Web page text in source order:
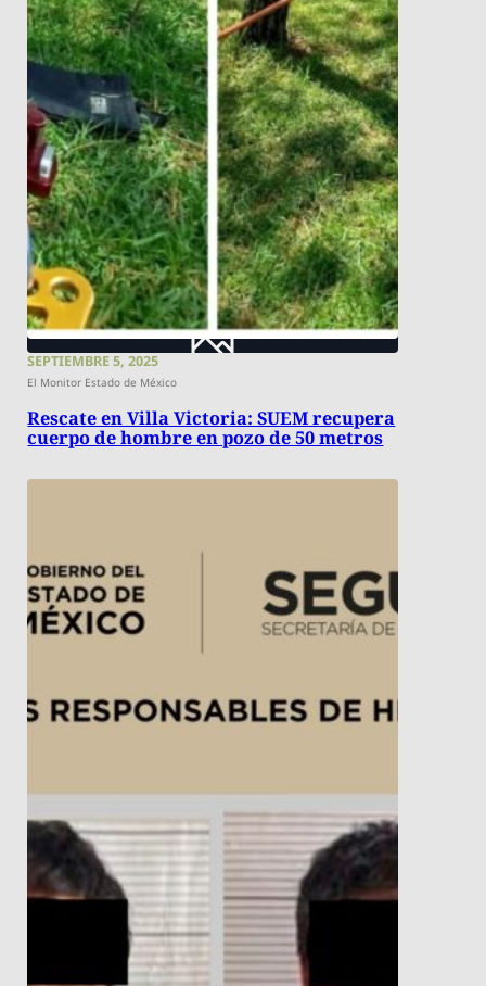
SEPTIEMBRE 5, 2025
El Monitor Estado de México
Rescate en Villa Victoria: SUEM recupera
cuerpo de hombre en pozo de 50 metros